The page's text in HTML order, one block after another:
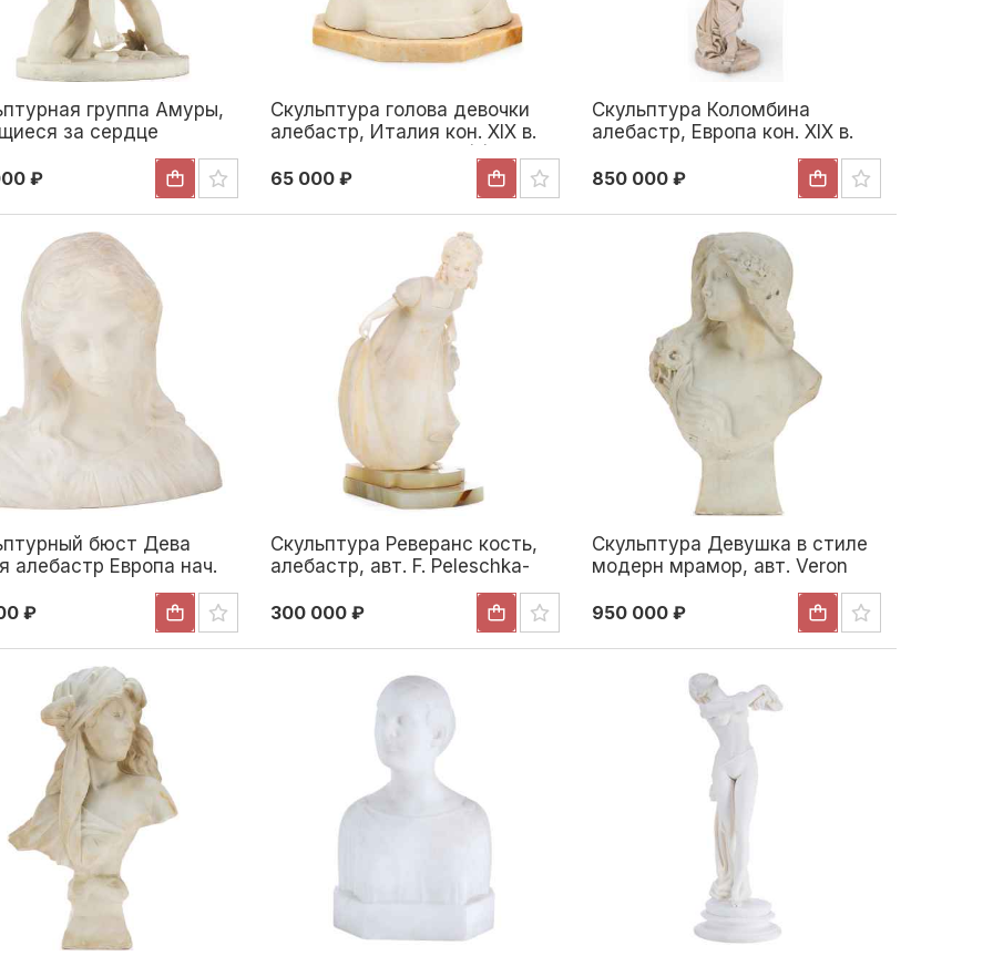
группа Амуры,
за сердце
Европа ХХ в. 43x33
XX век
₽
Скульптура голова девочки
алебастр, Италия кон. XIX в.
18,1x15,3 см. Италия (?) Конец
XIX века
65 000 ₽
Скульптура Коломбина
алебастр, Европа кон. XIX в.
Н-81 см. Европа Конец XIX
века
850 000 ₽
бюст Дева
алебастр Европа нач.
Н-23 см. Европа Начало
₽
Скульптура Реверанс кость,
алебастр, авт. F. Peleschka-
Lunard 1920-е гг. Н-22,5 см.
Берлину Германия 1920-е гг
300 000 ₽
Скульптура Девушка в стиле
модерн мрамор, авт. Veron
Европа нач. ХХ в. Н-46 см.
Начало XX века
950 000 ₽